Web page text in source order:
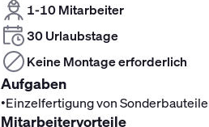
1-10 Mitarbeiter
30 Urlaubstage
Keine Montage erforderlich
Aufgaben
•Einzelfertigung von
Mitarbeitervorteile